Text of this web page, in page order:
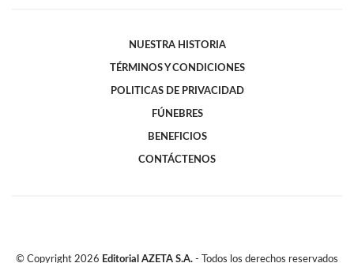
NUESTRA HISTORIA
TÉRMINOS Y CONDICIONES
POLITICAS DE PRIVACIDAD
FÚNEBRES
BENEFICIOS
CONTÁCTENOS
© Copyright 2026 Editorial AZETA S.A. - Todos los derechos reservados